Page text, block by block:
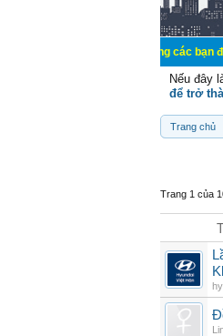
Chào mừng các bạn đến với
Nếu đây
để trở
Trang chủ
Trang 1 của